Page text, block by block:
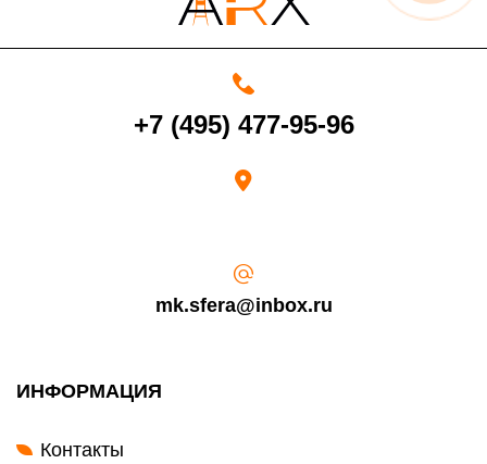
Срок возврата товара надлежащего качества составляет 30 дней с
Возврат переведенных средств производится на Ваш банковский
+7 (495) 477-95-96
mk.sfera@inbox.ru
ИНФОРМАЦИЯ
Контакты